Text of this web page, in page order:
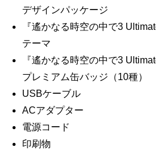
デザインパッケージ
『遙かなる時空の中で3
テーマ
『遙かなる時空の中で3
プレミアム缶バッジ（10種）
USBケーブル
ACアダプター
電源コード
印刷物